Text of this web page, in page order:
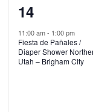
1
evento,
14
11:00 am- 1:00 pm
Fiesta de Pañales /
Diaper Shower
Utah – Brigham City